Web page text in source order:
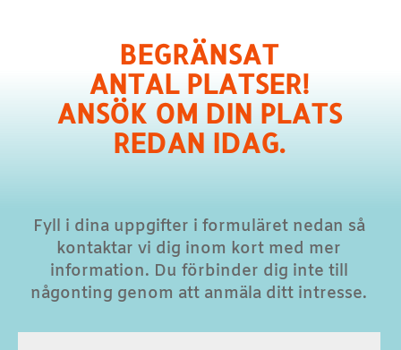
BEGRÄNSAT
ANTAL PLATSER!
ANSÖK OM DIN PLATS
REDAN IDAG.
Fyll i dina uppgifter i formuläret nedan så
kontaktar vi dig inom kort med mer
information. Du förbinder dig inte till
någonting genom att anmäla ditt intresse.